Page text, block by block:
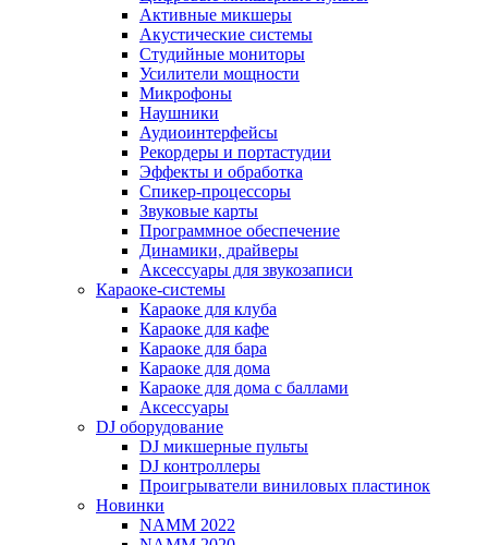
Активные микшеры
Акустические системы
Студийные мониторы
Усилители мощности
Микрофоны
Наушники
Аудиоинтерфейсы
Рекордеры и портастудии
Эффекты и обработка
Спикер-процессоры
Звуковые карты
Программное обеспечение
Динамики, драйверы
Аксессуары для звукозаписи
Караоке-системы
Караоке для клуба
Караоке для кафе
Караоке для бара
Караоке для дома
Караоке для дома с баллами
Аксессуары
DJ оборудование
DJ микшерные пульты
DJ контроллеры
Проигрыватели виниловых пластинок
Новинки
NAMM 2022